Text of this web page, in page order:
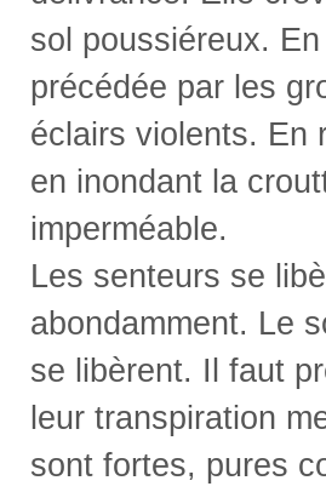
sol poussiéreux.
précédée par les
éclairs violents. En
en inondant la
imperméable.
Les senteurs se
abondamment. Le
se libèrent. Il faut
leur transpiration
sont fortes, pures